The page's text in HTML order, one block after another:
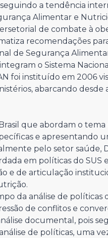
a tendência
Alimentar e
de combate à
recomendações
de Segurança
o Sistema
foi instituído em 2006
abarcando desde
que abordam o tema
e apresentando
pelo setor saúde,
em políticas do SUS
e de articulação
da análise de políticas
de conflitos e
documental, pois
de políticas, uma